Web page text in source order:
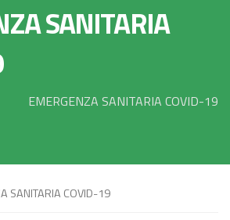
SANITARIA
EMERGENZA SANITARIA COVID-19
SANITARIA COVID-19